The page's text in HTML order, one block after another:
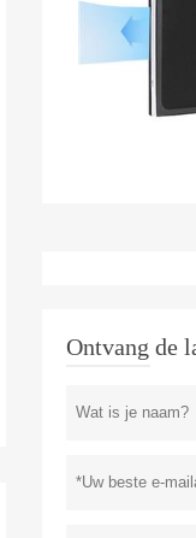
Ontvang de